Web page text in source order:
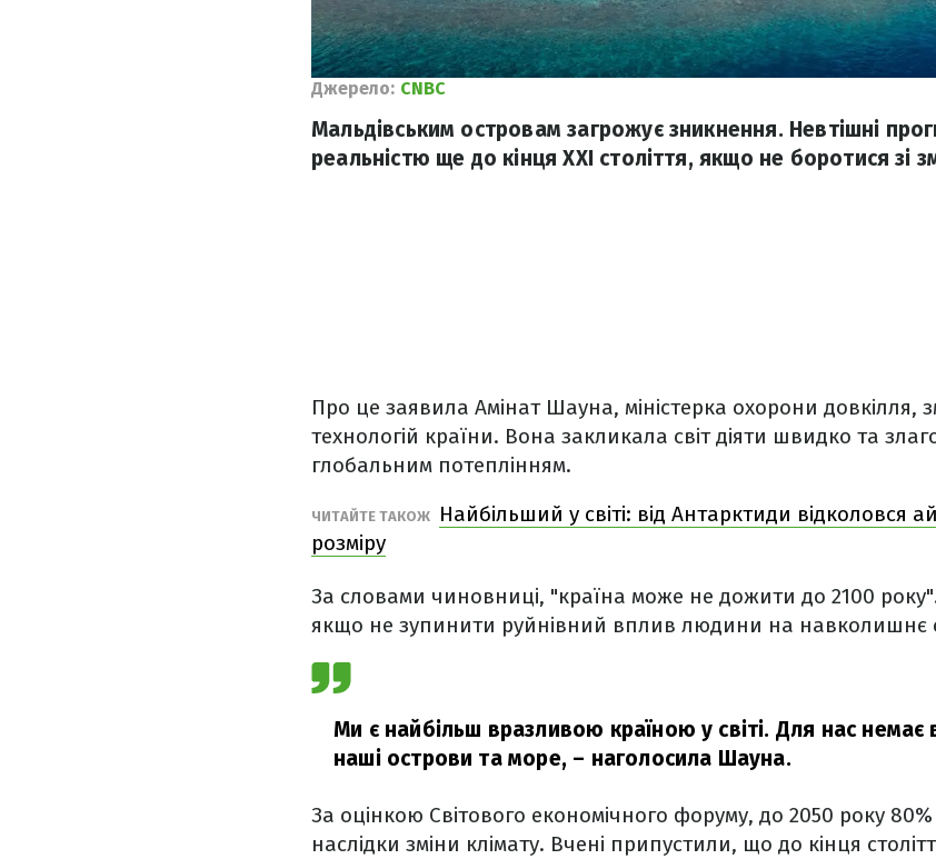
Джерело: CNBC
Мальдівським островам загрожує зникнення. Невтішні
реальністю ще до кінця XXI століття, якщо не боротися зі
Про це заявила Амінат Шауна, міністерка охорони довкілля,
технологій країни. Вона закликала світ діяти швидко та
глобальним потеплінням.
ЧИТАЙТЕ ТАКОЖ
Найбільший у світі: від Антарктиди відколовся
розміру
За словами чиновниці, "країна може не дожити до 2100
якщо не зупинити руйнівний вплив людини на навколишнє
Ми є найбільш вразливою країною у світі. Для нас немає
наші острови та море, – наголосила Шауна.
За оцінкою Світового економічного форуму, до 2050 року 80%
наслідки зміни клімату. Вчені припустили, що до кінця